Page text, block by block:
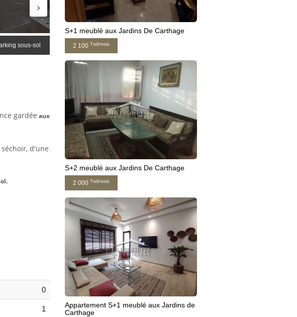
sous-sol
gardée aux
d'une
0
1
S+1 meublé aux Jardins De Carthage
2 100 Tnd/mois
S+2 meublé aux Jardins De Carthage
2 000 Tnd/mois
Appartement S+1 meublé aux Jardins de
Carthage